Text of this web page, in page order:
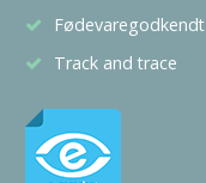
Fødevaregodkendt
Track and trace